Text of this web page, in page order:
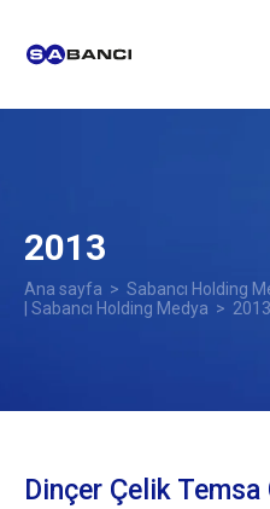
2013
Ana sayfa > Sabancı Holding
| Sabancı Holding Medya > 2013
Dinçer Çelik Temsa